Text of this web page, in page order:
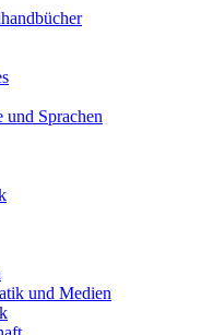
und Sprachen
und Medien